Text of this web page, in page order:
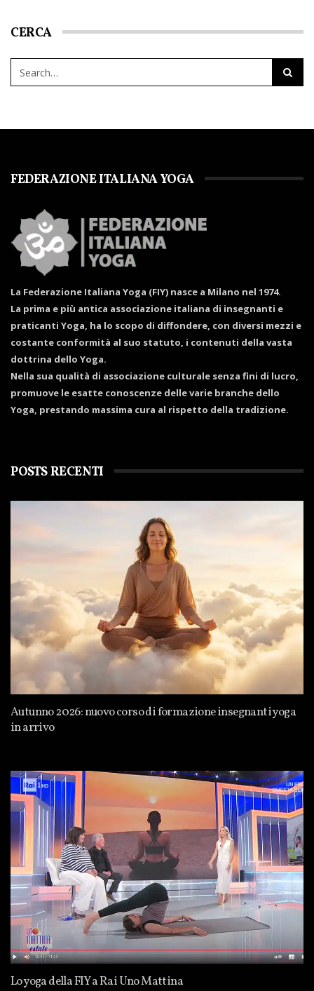
CERCA
FEDERAZIONE ITALIANA YOGA
La Federazione Italiana Yoga (FIY) nasce a Milano nel 1974.
La prima e più antica associazione italiana di insegnanti e
praticanti Yoga, ha lo scopo di diffondere, con diversi mezzi e
costante conformità al suo statuto, i contenuti della vasta
dottrina dello Yoga.
Nella sua qualità di associazione culturale senza fini di lucro,
promuove le esatte conoscenze delle varie branche dello
Yoga, prestando massima cura al rispetto della tradizione.
POSTS RECENTI
Autunno 2026: nuovo corso di formazione insegnanti yoga
in arrivo
Lo yoga della FIY a Rai Uno Mattina